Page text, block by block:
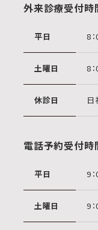
外来診療受付時
平日 8
土曜日 8
休診日 日
電話予約受付時
平日 9
土曜日 9